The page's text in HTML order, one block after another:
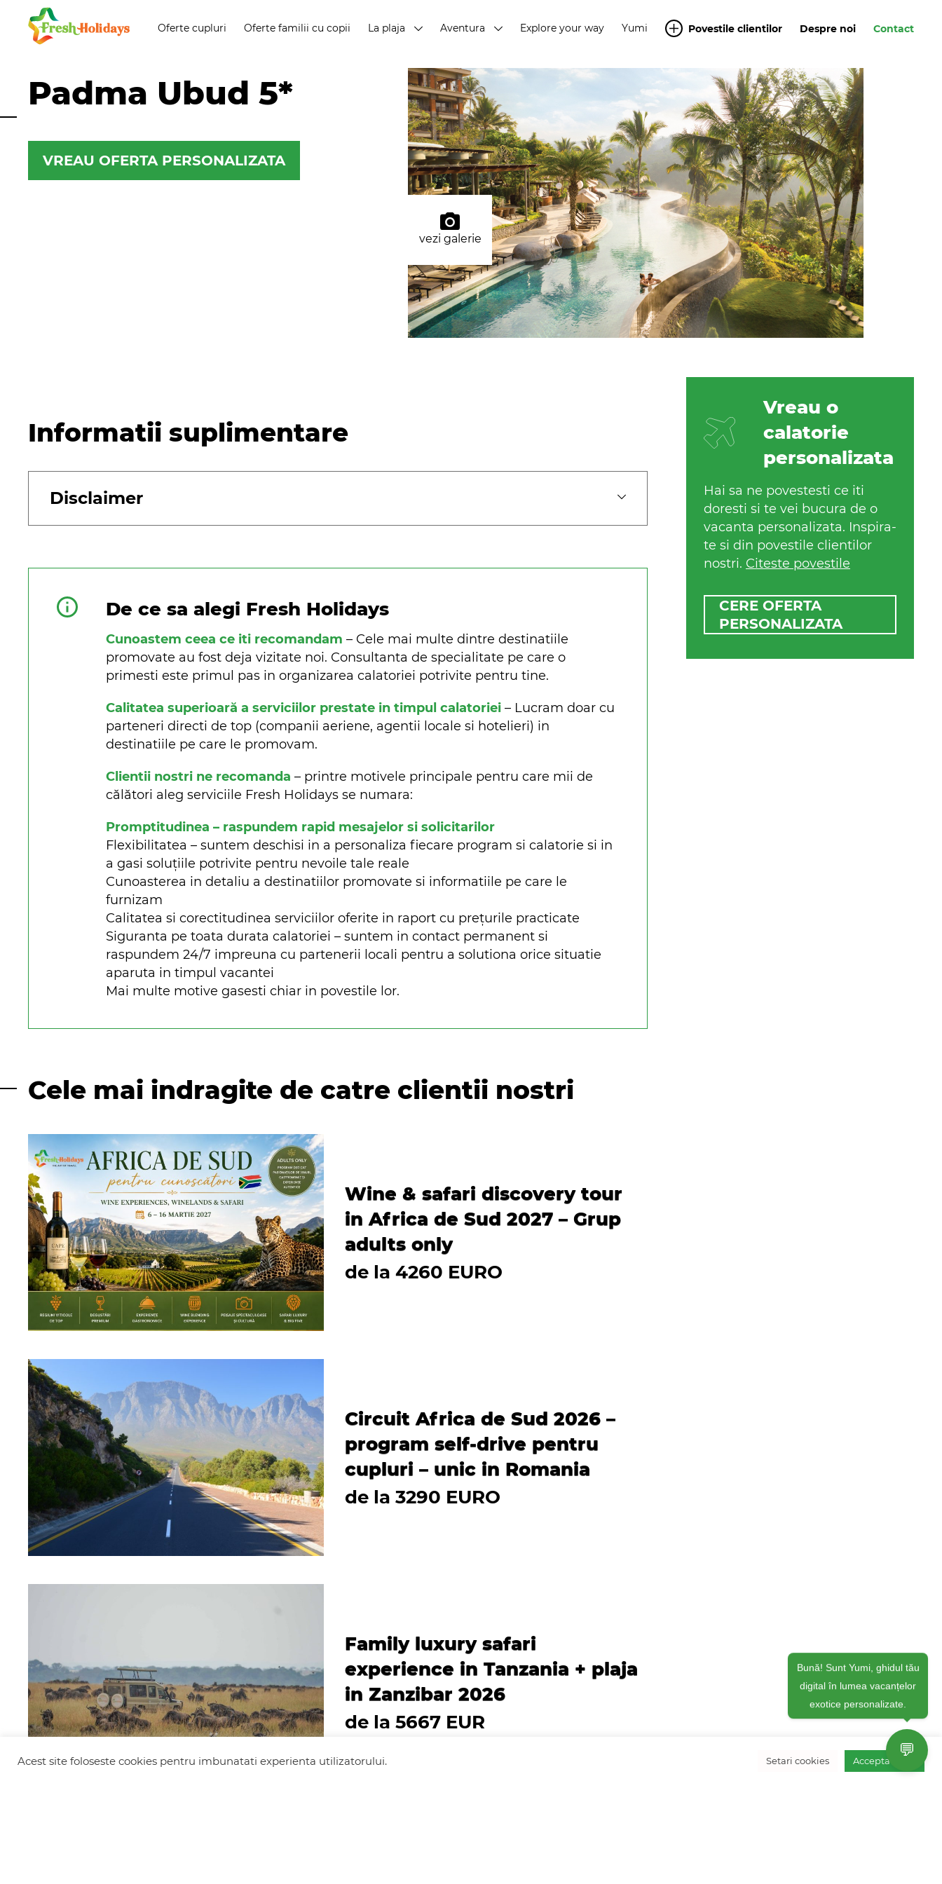
Oferte cupluri Oferte familii cu copii La plaja Aventura Explore your way Yumi Povestile clientilor Despre noi Contact
Padma Ubud 5*
VREAU OFERTA PERSONALIZATA
vezi galerie
Informatii suplimentare
Disclaimer
De ce sa alegi Fresh Holidays
Cunoastem ceea ce iti recomandam – Cele mai multe dintre destinatiile
promovate au fost deja vizitate noi. Consultanta de specialitate pe care o
primesti este primul pas in organizarea calatoriei potrivite pentru tine.
Calitatea superioară a serviciilor prestate in timpul calatoriei – Lucram doar cu
parteneri directi de top (companii aeriene, agentii locale si hotelieri) in
destinatiile pe care le promovam.
Clientii nostri ne recomanda – printre motivele principale pentru care mii de
călători aleg serviciile Fresh Holidays se numara:
Promptitudinea – raspundem rapid mesajelor si solicitarilor
Flexibilitatea – suntem deschisi in a personaliza fiecare program si calatorie si in
a gasi soluțiile potrivite pentru nevoile tale reale
Cunoasterea in detaliu a destinatiilor promovate si informatiile pe care le
furnizam
Calitatea si corectitudinea serviciilor oferite in raport cu prețurile practicate
Siguranta pe toata durata calatoriei – suntem in contact permanent si
raspundem 24/7 impreuna cu partenerii locali pentru a solutiona orice situatie
aparuta in timpul vacantei
Mai multe motive gasesti chiar in povestile lor.
Cele mai indragite de catre clientii nostri
Wine & safari discovery tour
in Africa de Sud 2027 – Grup
adults only
de la 4260 EURO
Circuit Africa de Sud 2026 –
program self-drive pentru
cupluri – unic in Romania
de la 3290 EURO
Family luxury safari
experience in Tanzania + plaja
in Zanzibar 2026
de la 5667 EUR
Vreau o
calatorie
personalizata
Hai sa ne povestesti ce iti
doresti si te vei bucura de o
vacanta personalizata. Inspira-
te si din povestile clientilor
nostri. Citeste povestile
CERE OFERTA
PERSONALIZATA
Acest site foloseste cookies pentru imbunatati experienta utilizatorului. Setari cookies Accepta toate
💬
Bună! Sunt Yumi, ghidul tău
digital în lumea vacanțelor
exotice personalizate.